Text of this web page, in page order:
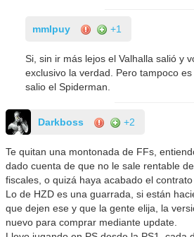
mmlpuy +1
Si, sin ir más lejos el Valhalla salió y
exclusivo la verdad. Pero tampoco
salio el Spiderman.
Darkboss +2
Te quitan una montonada de FFs,
dado cuenta de que no le sale rentable
fiscales, o quizá haya acabado el contrato
Lo de HZD es una guarrada, si están
que dejen ese y que la gente elija, la
nuevo para comprar mediante update.